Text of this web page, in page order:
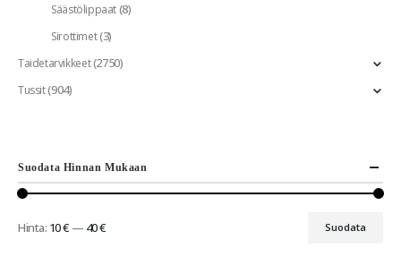
Säästölippaat(8)
Sirottimet(3)
Taidetarvikkeet(2750)
Tussit(904)
Suodata Hinnan Mukaan
Suodata
Hinta: 10 € — 40 €